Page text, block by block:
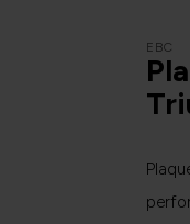
EBC